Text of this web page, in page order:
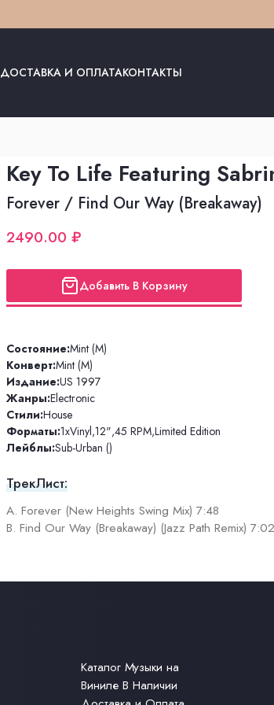
ДОСТАВКА И ОПЛАТАКОНТАКТЫ
Key To Life Featuring
Forever / Find Our Way (Breakaway)
2490.00 ₽
Добавить В Корзину
Состояние:Mint (M)
Конверт:Mint (M)
Издание:US 1997
Жанры:Electronic
Стили:House
Форматы:1xVinyl,12",45 RPM,Limited Edition
Лейблы:Sub-Urban ()
ТрекЛист:
A. Forever (New Heights Swing Mix) 7:48
B. Find Our Way (Breakaway) (Jazz Path Remix) 7:02
Каталог Музыки на
Виниле В Наличии